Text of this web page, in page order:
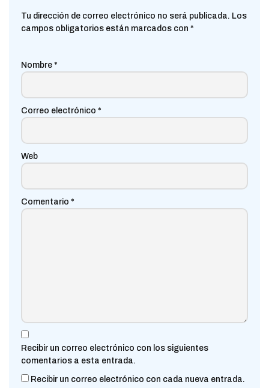
Tu dirección de correo electrónico no será publicada. Los
campos obligatorios están marcados con *
Nombre *
Correo electrónico *
Web
Comentario *
Recibir un correo electrónico con los siguientes
comentarios a esta entrada.
Recibir un correo electrónico con cada nueva entrada.